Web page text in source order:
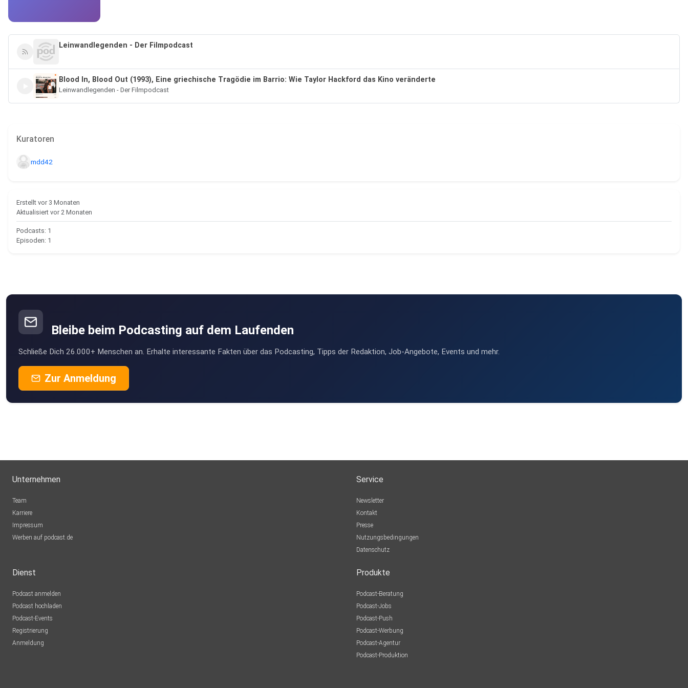
Leinwandlegenden - Der Filmpodcast
Blood In, Blood Out (1993), Eine griechische Tragödie im Barrio: Wie Taylor Hackford das Kino veränderte
Leinwandlegenden - Der Filmpodcast
Kuratoren
mdd42
Erstellt vor 3 Monaten
Aktualisiert vor 2 Monaten
Podcasts: 1
Episoden: 1
Bleibe beim Podcasting auf dem Laufenden
Schließe Dich 26.000+ Menschen an. Erhalte interessante Fakten über das Podcasting, Tipps der Redaktion, Job-Angebote, Events und mehr.
Zur Anmeldung
Unternehmen
Team
Karriere
Impressum
Werben auf podcast.de
Service
Newsletter
Kontakt
Presse
Nutzungsbedingungen
Datenschutz
Dienst
Podcast anmelden
Podcast hochladen
Podcast-Events
Registrierung
Anmeldung
Produkte
Podcast-Beratung
Podcast-Jobs
Podcast-Push
Podcast-Werbung
Podcast-Agentur
Podcast-Produktion